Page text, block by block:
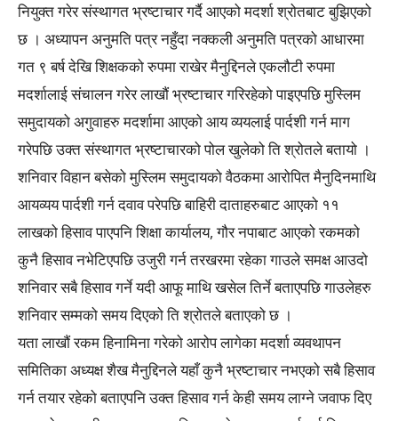
नियुक्त गरेर संस्थागत भ्रष्टाचार गर्दै आएको मदर्शा श्रोतबाट बुझिएको
छ । अध्यापन अनुमति पत्र नहुँदा नक्कली अनुमति पत्रको आधारमा
गत ९ बर्ष देखि शिक्षकको रुपमा राखेर मैनुद्दिनले एकलौटी रुपमा
मदर्शालाई संचालन गरेर लाखौं भ्रष्टाचार गरिरहेको पाइएपछि मुस्लिम
समुदायको अगुवाहरु मदर्शामा आएको आय व्ययलाई पार्दशी गर्न माग
गरेपछि उक्त संस्थागत भ्रष्टाचारको पोल खुलेको ति श्रोतले बतायो ।
शनिवार विहान बसेको मुस्लिम समुदायको वैठकमा आरोपित मैनुदिनमाथि
आयव्यय पार्दशी गर्न दवाव परेपछि बाहिरी दाताहरुबाट आएको ११
लाखको हिसाव पाएपनि शिक्षा कार्यालय, गौर नपाबाट आएको रकमको
कुनै हिसाव नभेटिएपछि उजुरी गर्न तरखरमा रहेका गाउले समक्ष आउदो
शनिवार सबै हिसाव गर्ने यदी आफू माथि खसेल तिर्ने बताएपछि गाउलेहरु
शनिवार सम्मको समय दिएको ति श्रोतले बताएको छ ।
यता लाखौं रकम हिनामिना गरेको आरोप लागेका मदर्शा व्यवथापन
समितिका अध्यक्ष शैख मैनुद्दिनले यहाँ कुनै भ्रष्टाचार नभएको सबै हिसाव
गर्न तयार रहेको बताएपनि उक्त हिसाव गर्न केही समय लाग्ने जवाफ दिए